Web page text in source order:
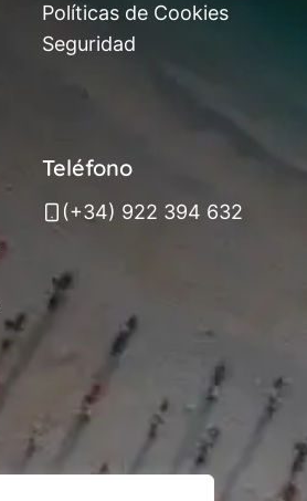
Políticas de Cookies
Seguridad
Teléfono
(+34) 922 394 632